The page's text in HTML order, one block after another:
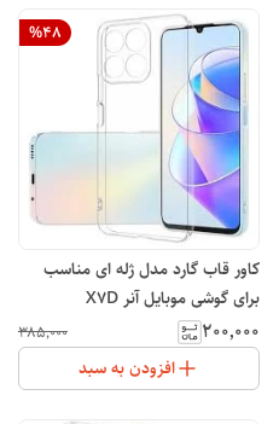
%48
کاور قاب گارد مدل ژله ای مناسب
برای گوشی موبایل آنر X7D
۲۰۰٬۰۰۰ ۳۸۵٬۰۰۰
افزودن به سبد